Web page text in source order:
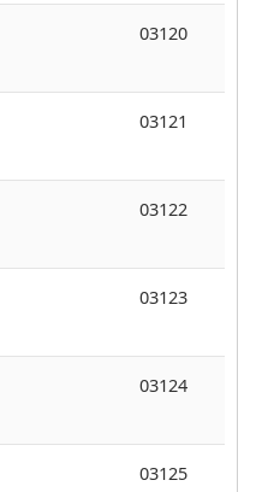
03120
03121
03122
03123
03124
03125